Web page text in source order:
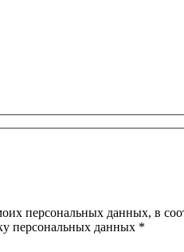
персональных данных, в
персональных данных *